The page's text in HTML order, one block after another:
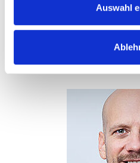
Auswahl